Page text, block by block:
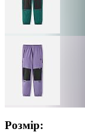
Розмір: